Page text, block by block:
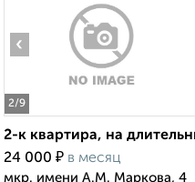
2/9
‹
2-к квартира, на
24 000 ₽ в месяц
мкр. имени А.М. Маркова, 4